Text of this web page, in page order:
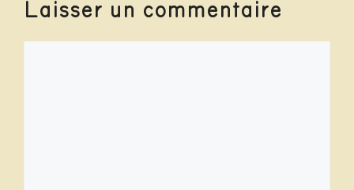
Laisser un commentaire